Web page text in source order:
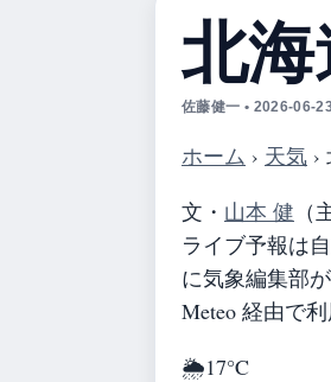
北
佐藤健一 • 2026-06-
ホーム › 天気 ›
文・ 山本 健 （
ライブ予報は
に気象編集部
Meteo 経由で利
🌦️17°C